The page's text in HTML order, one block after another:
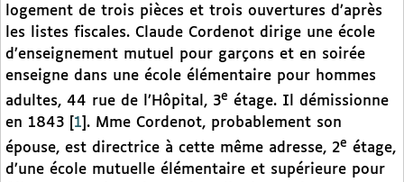
logement de trois pièces et trois ouvertures d’après
les listes fiscales. Claude Cordenot dirige une école
d’enseignement mutuel pour garçons et en soirée
enseigne dans une école élémentaire pour hommes
adultes, 44 rue de l’Hôpital, 3e étage. Il démissionne
en 1843
1 . Mme Cordenot, probablement son
épouse, est directrice à cette même adresse, 2e étage,
d’une école mutuelle élémentaire et supérieure pour